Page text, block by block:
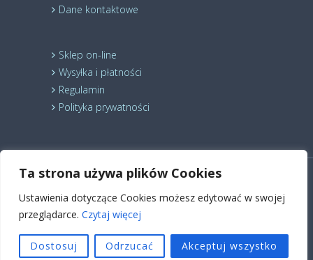
Ta strona używa plików Cookies
Ustawienia dotyczące Cookies możesz edytować w swojej
przeglądarce. Czytaj więcej
Dostosuj Odrzucać Akceptuj wszystko
Dane kontaktowe
Sklep on-line
Wysyłka i płatności
Regulamin
Polityka prywatności
zastrzeżone.Suplement dietyKardiosuplement
NutrikosmetykKwasy Omega 3